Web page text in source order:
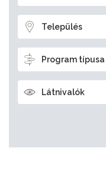
Település
Program típusa
Látnivalók